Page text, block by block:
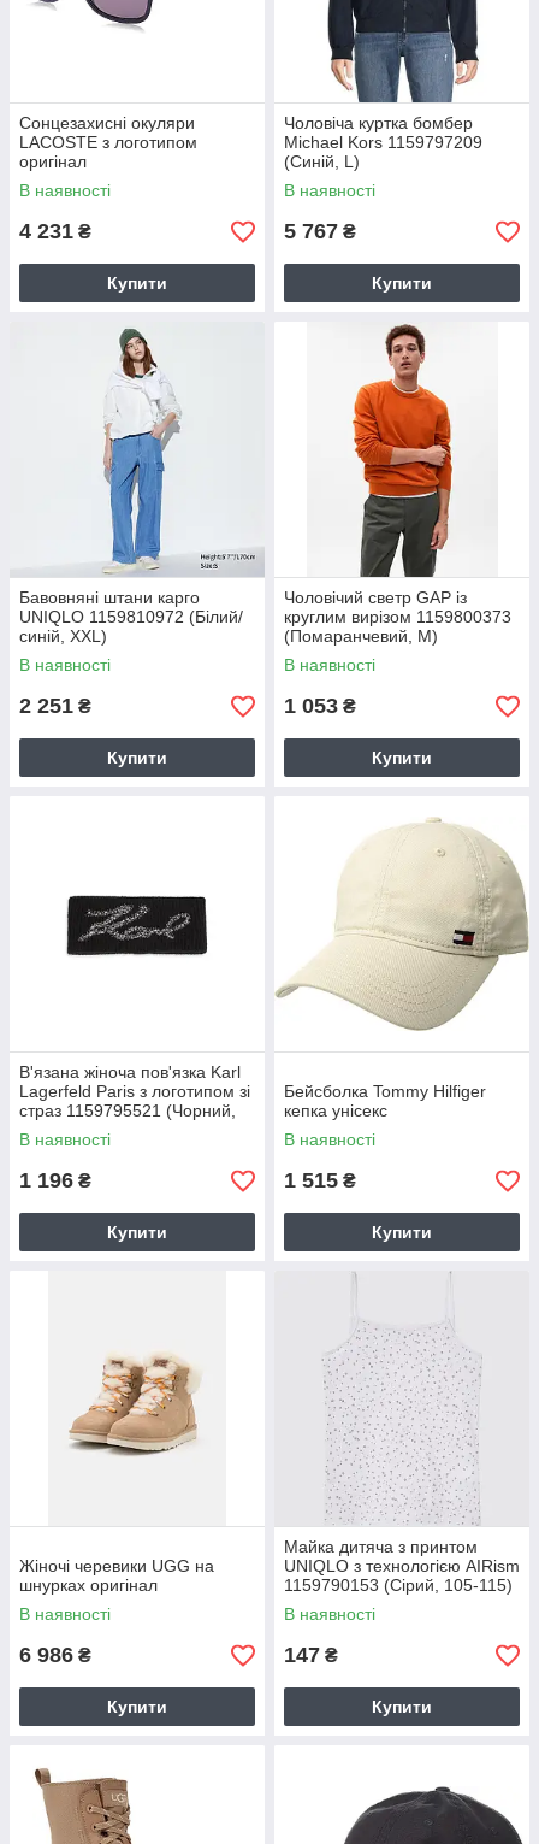
Сонцезахисні окуляри
LACOSTE з логотипом
оригінал
В наявності
4 231 ₴
Купити
Чоловіча куртка бомбер
Michael Kors 1159797209
(Синій, L)
В наявності
5 767 ₴
Купити
Бавовняні штани карго
UNIQLO 1159810972 (Білий/
синій, XXL)
В наявності
2 251 ₴
Купити
Чоловічий светр GAP із
круглим вирізом 1159800373
(Помаранчевий, M)
В наявності
1 053 ₴
Купити
В'язана жіноча пов'язка Karl
Lagerfeld Paris з логотипом зі
страз 1159795521 (Чорний,
One size)
В наявності
1 196 ₴
Купити
Бейсболка Tommy Hilfiger
кепка унісекс
В наявності
1 515 ₴
Купити
Жіночі черевики UGG на
шнурках оригінал
В наявності
6 986 ₴
Купити
Майка дитяча з принтом
UNIQLO з технологією AIRism
1159790153 (Сірий, 105-115)
на зріст 105-115 см
В наявності
147 ₴
Купити